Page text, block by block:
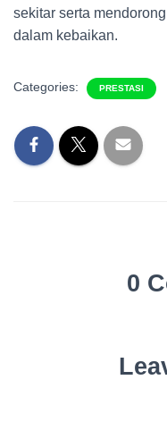
sekitar serta
dalam kebaikan.
Categories: PRESTASI
0